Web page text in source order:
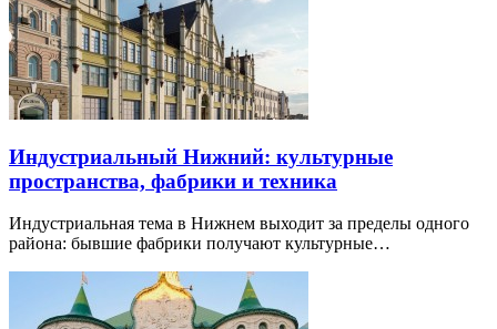
Индустриальный Нижний: культурные
пространства, фабрики и техника
Индустриальная тема в Нижнем выходит за пределы одного
района: бывшие фабрики получают культурные…